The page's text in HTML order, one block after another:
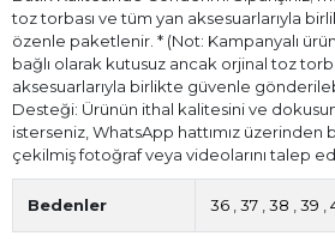
toz torbası ve tüm yan aksesuarlarıyla
özenle paketlenir. * (Not: Kampanyalı
bağlı olarak kutusuz ancak orjinal toz
aksesuarlarıyla birlikte güvenle
Desteği: Ürünün ithal kalitesini ve
isterseniz, WhatsApp hattımız üzerinden
çekilmiş fotoğraf veya videolarını talep
Bedenler 36 37 38 39